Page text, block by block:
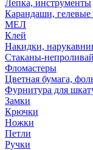
Лепка, инструменты
Карандаши, гелевые
МЕЛ
Клей
Накидки,
Стаканы-
Фломастеры
Цветная бумага,
Фурнитура для
Замки
Крючки
Ножки
Петли
Ручки